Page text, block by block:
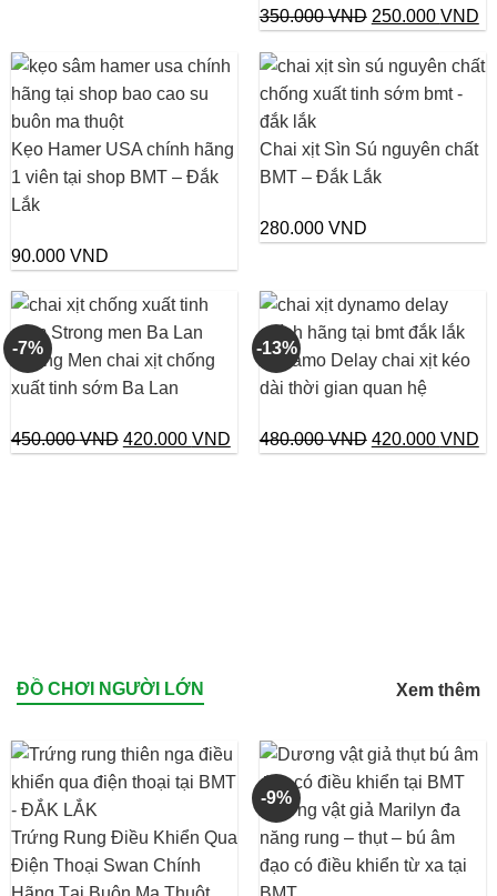
150.000 VND.
350.000VND Giá
là:
350.000 VND.
250.000 VND
tại
Kẹo Hamer USA chính hãng
1 viên tại shop BMT – Đắk
Lắk
90.000 VND
Chai xịt Sìn Sú nguyên chất
BMT – Đắk Lắk
280.000 VND
-7%
Strong Men chai xịt chống
xuất tinh sớm Ba Lan
450.000VND Giá
420.000 VNDGiá
-13%
Dynamo Delay chai xịt kéo
dài thời gian quan hệ
480.000VND Giá
420.000 VND
ĐỒ CHƠI NGƯỜI LỚN Xem thêm
Trứng Rung Điều Khiển Qua
Điện Thoại Swan Chính
-9%
Dương vật giả Marilyn đa
năng rung – thụt – bú âm
đạo có điều khiển từ xa tại